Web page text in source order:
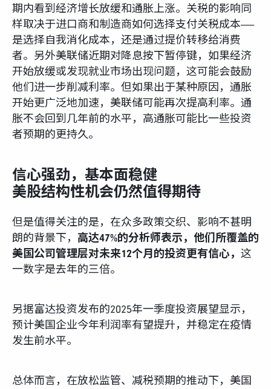
期内看到经济增长放缓和通胀上涨。关税的影响同
样取决于进口商和制造商如何选择支付关税成本——
是选择自我消化成本，还是通过提价转移给消费
者。另外美联储近期对降息按下暂停键，如果经济
开始放缓或发现就业市场出现问题，这可能会鼓励
他们进一步削减利率。但如果出于某种原因，通胀
开始更广泛地加速，美联储可能再次提高利率。通
胀不会回到几年前的水平，高通胀可能比一些投资
者预期的更持久。
信心强劲，基本面稳健
美股结构性机会仍然值得期待
但是值得关注的是，在众多政策交织、影响不甚明
朗的背景下， 高达47%的分析师表示，他们所覆盖的
美国公司管理层对未来12个月的投资更有信心， 这
一数字是去年的三倍。
另据富达投资发布的2025年一季度投资展望显示，
预计美国企业今年利润率有望提升，并稳定在疫情
发生前水平。
总体而言，在放松监管、减税预期的推动下，美国